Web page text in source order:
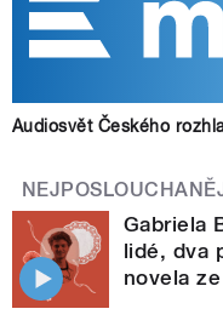
Audiosvět Českého
Gabriela
lidé, dva
novela